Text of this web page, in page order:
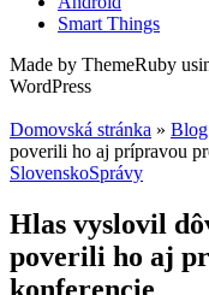
Smart Things
Made by ThemeRuby
WordPress
Domovská stránka » Blog
poverili ho aj prípravou
SlovenskoSprávy
Hlas vyslovil
poverili ho aj
konferencie